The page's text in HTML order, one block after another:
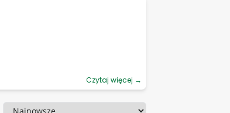
Czytaj więcej →